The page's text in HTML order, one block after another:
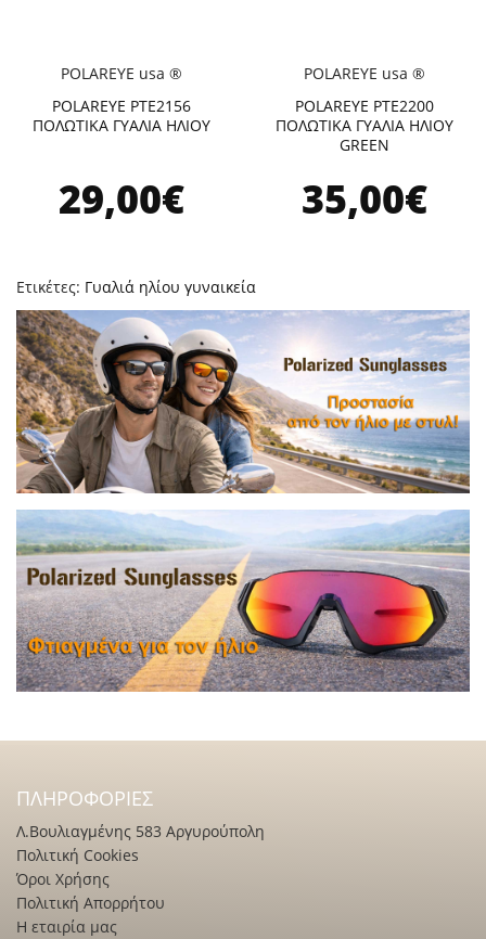
POLAREYE usa ®
POLAREYE PTE2156
ΠΟΛΩΤΙΚΑ ΓΥΑΛΙΑ ΗΛΙΟΥ
29,00€
POLAREYE usa ®
POLAREYE PTE2200
ΠΟΛΩΤΙΚΑ ΓΥΑΛΙΑ ΗΛΙΟΥ
GREEN
35,00€
Ετικέτες: Γυαλιά ηλίου γυναικεία
ΠΛΗΡΟΦΟΡΊΕΣ
Λ.Βουλιαγμένης 583 Αργυρούπολη
Πολιτική Cookies
Όροι Χρήσης
Πολιτική Απορρήτου
Η εταιρία μας